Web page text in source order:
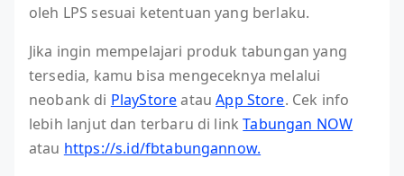
oleh LPS sesuai ketentuan yang berlaku.
Jika ingin mempelajari produk tabungan yang
tersedia, kamu bisa mengeceknya melalui
neobank di PlayStoreatauApp Store. Cek info
lebih lanjut dan terbaru di linkTabungan NOW
atau https://s.id/fbtabungannow.